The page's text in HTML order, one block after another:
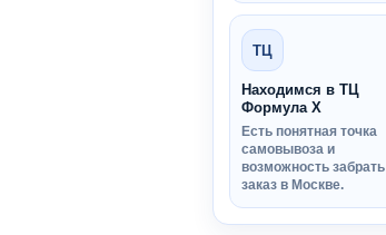
ТЦ
Находимся в ТЦ
Формула Х
Есть понятная точка
самовывоза и
возможность забрать
заказ в Москве.